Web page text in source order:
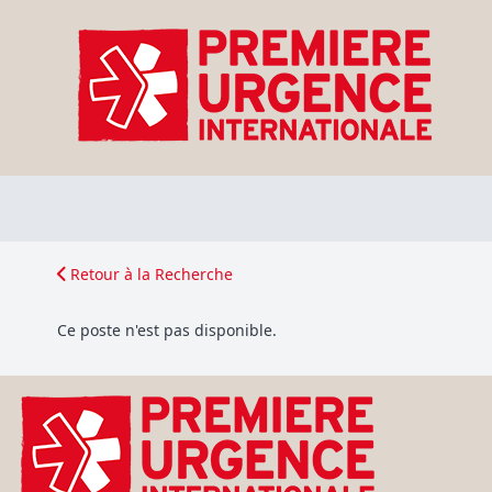
Retour à la Recherche
Ce poste n'est pas disponible.